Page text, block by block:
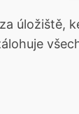
úložiště,